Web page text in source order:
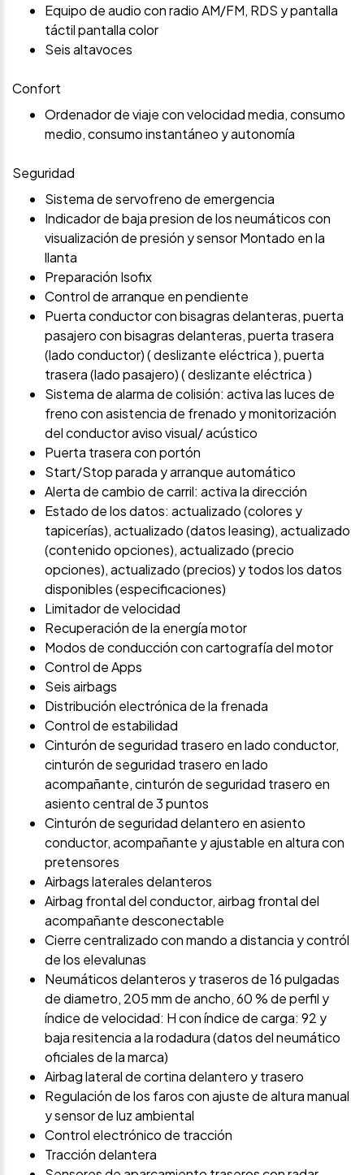
Equipo de audio con radio AM/FM, RDS y pantalla
táctil pantalla color
Seis altavoces
Confort
Ordenador de viaje con velocidad media, consumo
medio, consumo instantáneo y autonomía
Seguridad
Sistema de servofreno de emergencia
Indicador de baja presion de los neumáticos con
visualización de presión y sensor Montado en la
llanta
Preparación Isofix
Control de arranque en pendiente
Puerta conductor con bisagras delanteras, puerta
pasajero con bisagras delanteras, puerta trasera
(lado conductor) ( deslizante eléctrica ), puerta
trasera (lado pasajero) ( deslizante eléctrica )
Sistema de alarma de colisión: activa las luces de
freno con asistencia de frenado y monitorización
del conductor aviso visual/ acústico
Puerta trasera con portón
Start/Stop parada y arranque automático
Alerta de cambio de carril: activa la dirección
Estado de los datos: actualizado (colores y
tapicerías), actualizado (datos leasing), actualizado
(contenido opciones), actualizado (precio
opciones), actualizado (precios) y todos los datos
disponibles (especificaciones)
Limitador de velocidad
Recuperación de la energía motor
Modos de conducción con cartografía del motor
Control de Apps
Seis airbags
Distribución electrónica de la frenada
Control de estabilidad
Cinturón de seguridad trasero en lado conductor,
cinturón de seguridad trasero en lado
acompañante, cinturón de seguridad trasero en
asiento central de 3 puntos
Cinturón de seguridad delantero en asiento
conductor, acompañante y ajustable en altura con
pretensores
Airbags laterales delanteros
Airbag frontal del conductor, airbag frontal del
acompañante desconectable
Cierre centralizado con mando a distancia y contról
de los elevalunas
Neumáticos delanteros y traseros de 16 pulgadas
de diametro, 205 mm de ancho, 60 % de perfil y
índice de velocidad: H con índice de carga: 92 y
baja resitencia a la rodadura (datos del neumático
oficiales de la marca)
Airbag lateral de cortina delantero y trasero
Regulación de los faros con ajuste de altura manual
y sensor de luz ambiental
Control electrónico de tracción
Tracción delantera